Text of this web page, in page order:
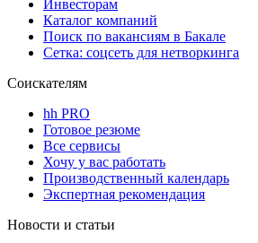
Инвесторам
Каталог компаний
Поиск по вакансиям в Бакале
Сетка: соцсеть для нетворкинга
Соискателям
hh PRO
Готовое резюме
Все сервисы
Хочу у вас работать
Производственный календарь
Экспертная рекомендация
Новости и статьи